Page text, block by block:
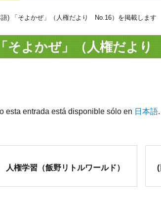
語) 「そよかぜ」（人権だより No.16）を掲載します
そよかぜ」（人権だよ
esta entrada está disponible sólo en 日本語.
権学習（飯野リトルワールド）